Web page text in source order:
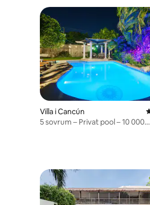
Villa i Cancún
5 sovrum – Privat pool – 10 000